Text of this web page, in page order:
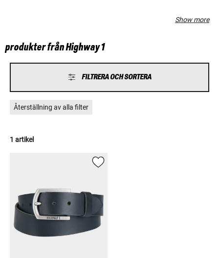
Show more
produkter från Highway 1
FILTRERA OCH SORTERA
Återställning av alla filter
1 artikel